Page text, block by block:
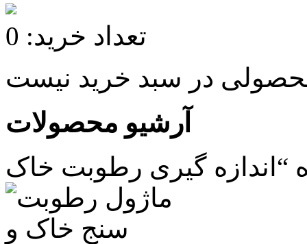
تعداد خرید: 0
آرشیو محصولات